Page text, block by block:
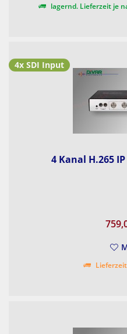
lagernd. Lieferzeit je
4x SDI Input
4 Kanal H.265